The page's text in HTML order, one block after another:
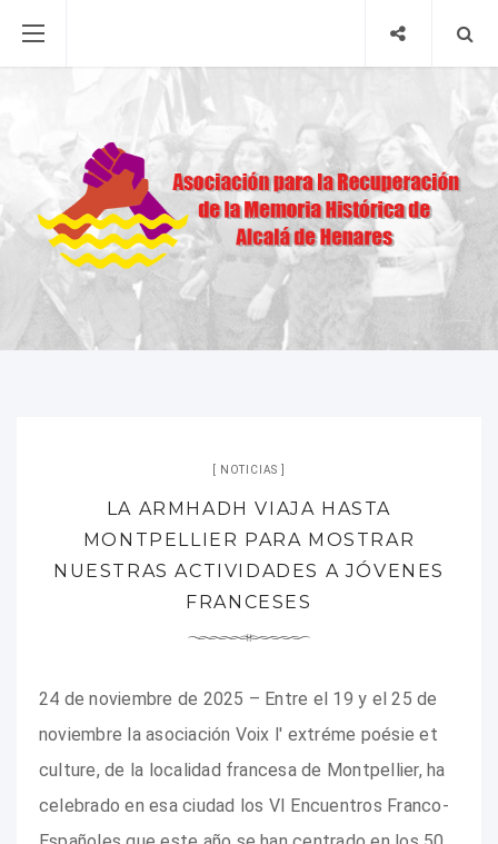
NOTICIAS
LA ARMHADH VIAJA HASTA
MONTPELLIER PARA MOSTRAR
NUESTRAS ACTIVIDADES A JÓVENES
FRANCESES
24 de noviembre de 2025 – Entre el 19 y el 25 de
noviembre la asociación Voix l' extréme poésie et
culture, de la localidad francesa de Montpellier, ha
celebrado en esa ciudad los VI Encuentros Franco-